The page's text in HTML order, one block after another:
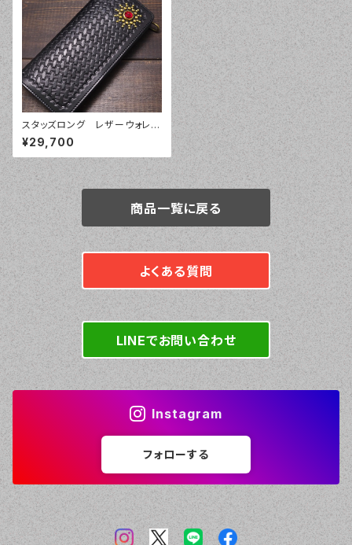
スタッズロング レザーウォレッ
ト018
¥29,700
商品一覧に戻る
よくある質問
LINEでお問い合わせ
Instagram
フォローする